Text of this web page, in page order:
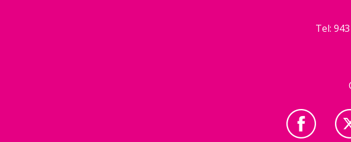
Tel: